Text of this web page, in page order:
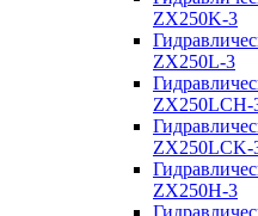
ZX250K-3
ZX250L-3
ZX250LCH-
ZX250LCK-
ZX250Н-3